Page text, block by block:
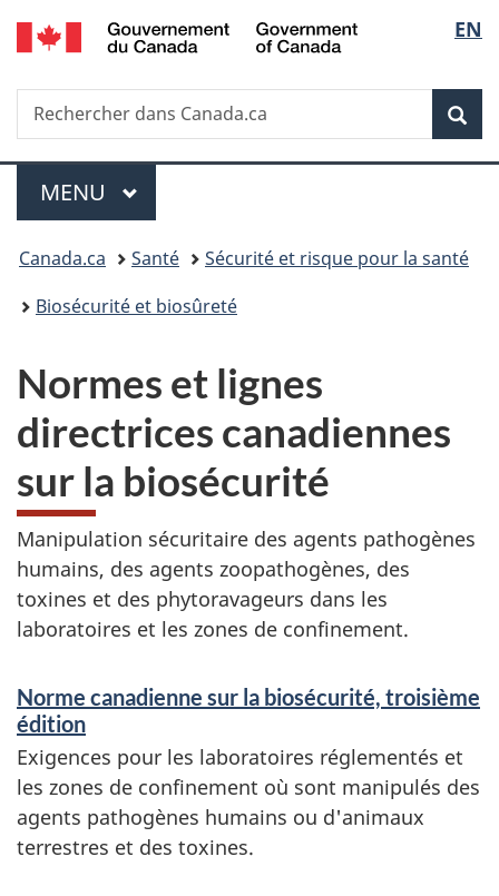
Passer
au
principal
Passer
à
Au
du
Passer
à
version
simplifiée
de
la
EN
Recherche
Rechercher
dans
Menu
MENU PRINCIPAL
Vous
êtes
Canada.ca Santé
Sécurité et risque pour la santé
Biosécurité et biosûreté
Normes et lignes
directrices canadiennes
sur la biosécurité
Manipulation sécuritaire des agents pathogènes
humains, des agents zoopathogènes, des
toxines et des phytoravageurs dans les
laboratoires et les zones de confinement.
e
r
v
i
Norme canadienne sur la biosécurité, troisième
édition
Exigences pour les laboratoires réglementés et
les zones de confinement où sont manipulés des
agents pathogènes humains ou d'animaux
terrestres et des toxines.